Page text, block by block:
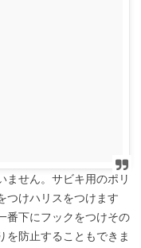
ません。サビキ用のポリ
つけハリスをつけます
番下にフックをつけその
を防止することもできま